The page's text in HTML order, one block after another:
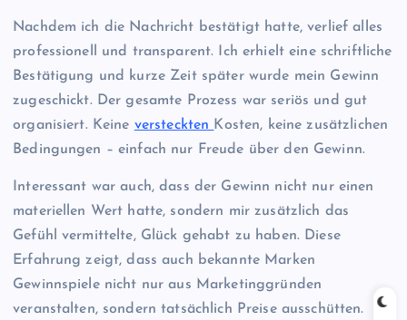
Nachdem ich die Nachricht bestätigt hatte, verlief alles
professionell und transparent. Ich erhielt eine schriftliche
Bestätigung und kurze Zeit später wurde mein Gewinn
zugeschickt. Der gesamte Prozess war seriös und gut
organisiert. Keine versteckten Kosten, keine zusätzlichen
Bedingungen – einfach nur Freude über den Gewinn.
Interessant war auch, dass der Gewinn nicht nur einen
materiellen Wert hatte, sondern mir zusätzlich das
Gefühl vermittelte, Glück gehabt zu haben. Diese
Erfahrung zeigt, dass auch bekannte Marken
Gewinnspiele nicht nur aus Marketinggründen
veranstalten, sondern tatsächlich Preise ausschütten.